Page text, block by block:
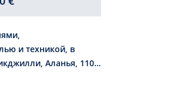
и техникой, в
Аланья, 110